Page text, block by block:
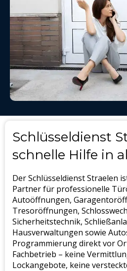
Schlüsseldienst
schnelle Hilfe in
Der Schlüsseldienst Straelen
Partner für professionelle
Autoöffnungen,
Tresoröffnungen,
Sicherheitstechnik,
Hausverwaltungen sowie
Programmierung direkt vor
Fachbetrieb – keine
Lockangebote, keine